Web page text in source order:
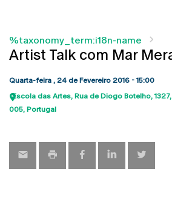
%taxonomy_term:i18n-name
Artist Talk com Mar
Quarta-feira , 24 de Fevereiro 2016 - 15:00
Escola das Artes Rua de Diogo Botelho, 1327
005 Portugal